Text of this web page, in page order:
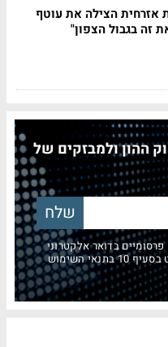
אזרחית הצילה את עוטף
זה בגבול הצפון"
ההון ולמבזקים של
פרסומיים בדואר אלקטרוני
השימוש